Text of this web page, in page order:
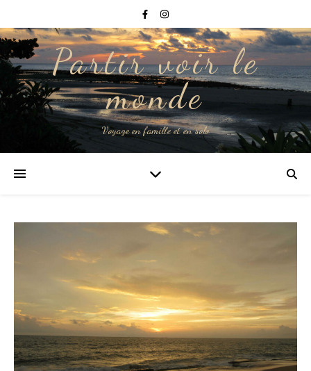
Partir voir le
monde
Voyage en famille et en solo